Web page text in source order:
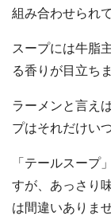
組み合わせられ
スープには牛脂
る香りが目立ちま
ラーメンと言え
プはそれだけい
「テールスープ
すが、あっさり
は間違いありませ